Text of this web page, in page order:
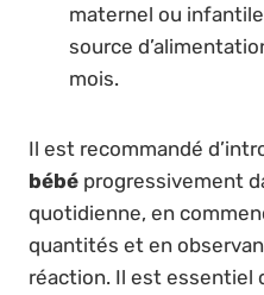
maternel ou
source
mois.
Il est recommandé
bébé progressivement
quotidienne, en
quantités et en
réaction. Il est essentiel